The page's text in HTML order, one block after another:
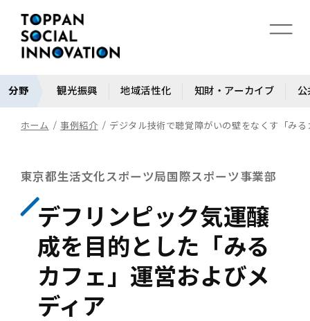
分野 観光振興 地域活性化 知財・アーカイブ
ホーム 事例紹介 デジタル技術で聴覚障がいの壁をなくす「み
東京都生活文化スポーツ局国際スポーツ事業部
デフリンピック気運醸
成を目的とした「みる
カフェ」運営およびメ
ディア